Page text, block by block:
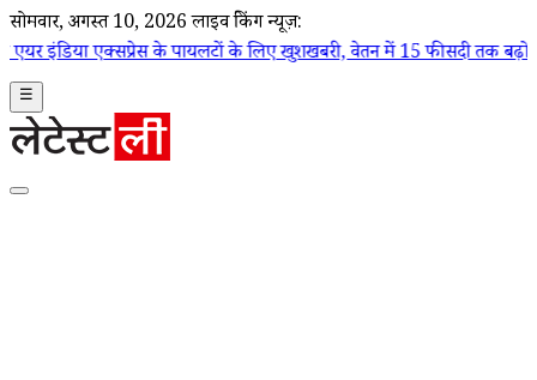
सोमवार, अगस्त 10, 2026 लाइव ब्रेकिंग न्यूज़:
के पायलटों के लिए खुशखबरी, वेतन में 15 फीसदी तक बढ़ोतरी का ऐलान|
☰